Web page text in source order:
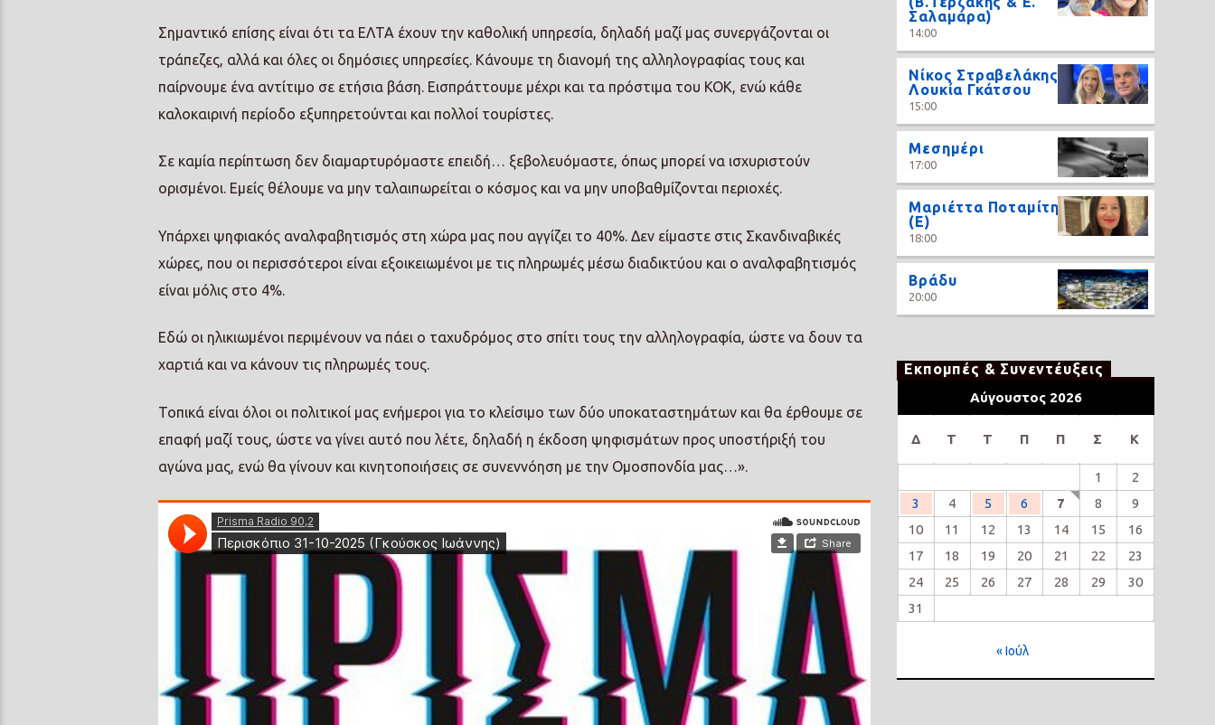
Σημαντικό επίσης είναι ότι τα ΕΛΤΑ έχουν την καθολική υπηρεσία, δηλαδή μαζί μας συνεργάζονται οι
τράπεζες, αλλά και όλες οι δημόσιες υπηρεσίες. Κάνουμε τη διανομή της αλληλογραφίας τους και
παίρνουμε ένα αντίτιμο σε ετήσια βάση. Εισπράττουμε μέχρι και τα πρόστιμα του ΚΟΚ, ενώ κάθε
καλοκαιρινή περίοδο εξυπηρετούνται και πολλοί τουρίστες.
Σε καμία περίπτωση δεν διαμαρτυρόμαστε επειδή… ξεβολευόμαστε, όπως μπορεί να ισχυριστούν
ορισμένοι. Εμείς θέλουμε να μην ταλαιπωρείται ο κόσμος και να μην υποβαθμίζονται περιοχές.
Υπάρχει ψηφιακός αναλφαβητισμός στη χώρα μας που αγγίζει το 40%. Δεν είμαστε στις Σκανδιναβικές
χώρες, που οι περισσότεροι είναι εξοικειωμένοι με τις πληρωμές μέσω διαδικτύου και ο αναλφαβητισμός
είναι μόλις στο 4%.
Εδώ οι ηλικιωμένοι περιμένουν να πάει ο ταχυδρόμος στο σπίτι τους την αλληλογραφία, ώστε να δουν τα
χαρτιά και να κάνουν τις πληρωμές τους.
Τοπικά είναι όλοι οι πολιτικοί μας ενήμεροι για το κλείσιμο των δύο υποκαταστημάτων και θα έρθουμε σε
επαφή μαζί τους, ώστε να γίνει αυτό που λέτε, δηλαδή η έκδοση ψηφισμάτων προς υποστήριξή του
αγώνα μας, ενώ θα γίνουν και κινητοποιήσεις σε συνεννόηση με την Ομοσπονδία μας…».
Σαλαμάρα)
14:00
Νίκος Στραβελάκης,
Λουκία Γκάτσου
15:00
Μεσημέρι
17:00
Μαριέττα Ποταμίτη
(Ε)
18:00
Βράδυ
20:00
Εκπομπές & Συνεντέυξεις
Αύγουστος 2026
Δ Τ Τ Π Π Σ Κ
1
2
3
4 5 6 7 8
9
10
11 12 13 14 15
16
17
18 19 20 21 22
23
24
25 26 27 28 29
30
31
« Ιούλ